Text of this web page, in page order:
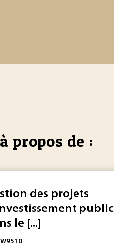
propos de :
des projets
public
le [...]
W9510